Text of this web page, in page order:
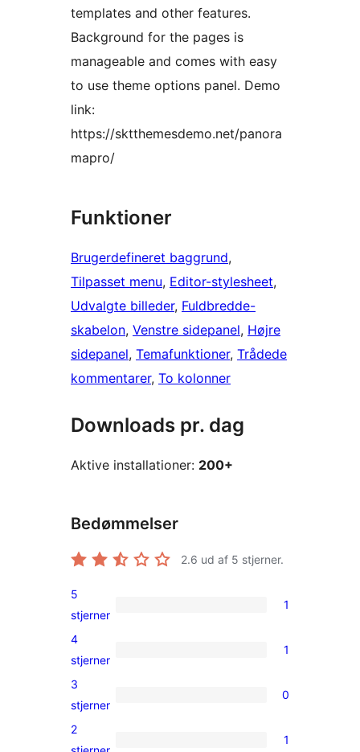
templates and other features.
Background for the pages is
manageable and comes with easy
to use theme options panel. Demo
link:
https://sktthemesdemo.net/panora
mapro/
Funktioner
Brugerdefineret baggrund
Tilpasset menu, Editor-stylesheet
Udvalgte billeder, Fuldbredde-
skabelon, Venstre sidepanel, Højre
sidepanel, Temafunktioner, Trådede
kommentarer, To kolonner
Downloads pr. dag
Aktive installationer: 200+
Bedømmelser
2.6 ud af 5 stjerner.
1
5-
stjernet
5
stjerner
1
1
4-
stjernet
4
stjerner
1
0
3-
stjernet
3
stjerner
0
1
2
1